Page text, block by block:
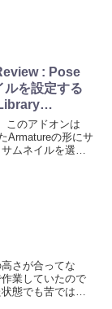
: Pose
を設定する
このアドオンは
Armatureの形にサ
ムネイルを選択
さが合ってな
業していたので
態でも苦ではな